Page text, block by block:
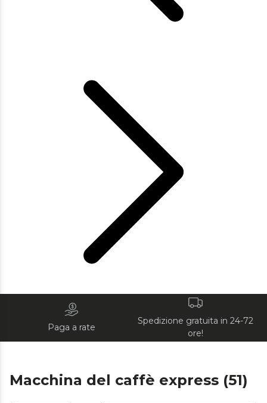
Paga a rate
Spedizione gratuita in 24-72
ore!
Macchina del caffè express (51)